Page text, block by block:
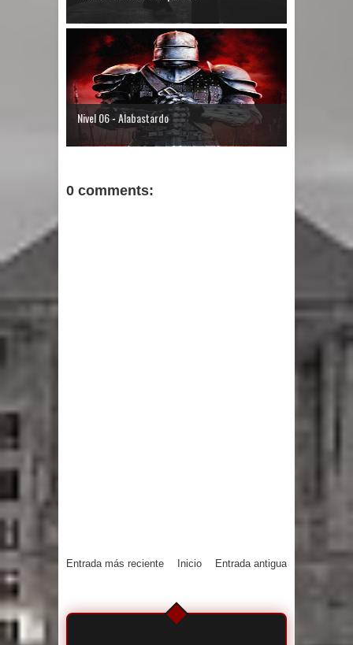
Nivel 06 - Alabastardo
0 comments:
Entrada más reciente Entrada antigua
Inicio